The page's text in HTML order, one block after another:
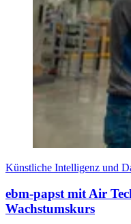
Künstliche Intelligenz und
ebm-papst mit Air
Wachstumskurs